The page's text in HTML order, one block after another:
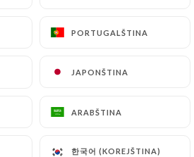
PORTUGALŠTINA
JAPONŠTINA
ARABŠTINA
한국어 (KOREJŠTINA)
PORTUGALŠTINA
JAPONŠTINA
ARABŠTINA
한국어 (KOREJŠTINA)